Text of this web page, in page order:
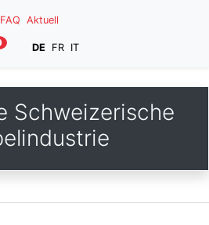
FAQ Aktuell
DE FR IT
Schweizerische